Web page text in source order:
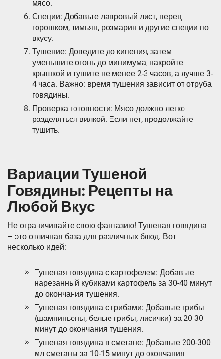
мясо.
Специи: Добавьте лавровый лист, перец
горошком, тимьян, розмарин и другие специи по
вкусу.
Тушение: Доведите до кипения, затем
уменьшите огонь до минимума, накройте
крышкой и тушите не менее 2-3 часов, а лучше 3-
4 часа. Важно: время тушения зависит от отруба
говядины.
Проверка готовности: Мясо должно легко
разделяться вилкой. Если нет, продолжайте
тушить.
Вариации Тушеной
Говядины: Рецепты на
Любой Вкус
Не ограничивайте свою фантазию! Тушеная говядина
– это отличная база для различных блюд. Вот
несколько идей:
Тушеная говядина с картофелем: Добавьте
нарезанный кубиками картофель за 30-40 минут
до окончания тушения.
Тушеная говядина с грибами: Добавьте грибы
(шампиньоны, белые грибы, лисички) за 20-30
минут до окончания тушения.
Тушеная говядина в сметане: Добавьте 200-300
мл сметаны за 10-15 минут до окончания